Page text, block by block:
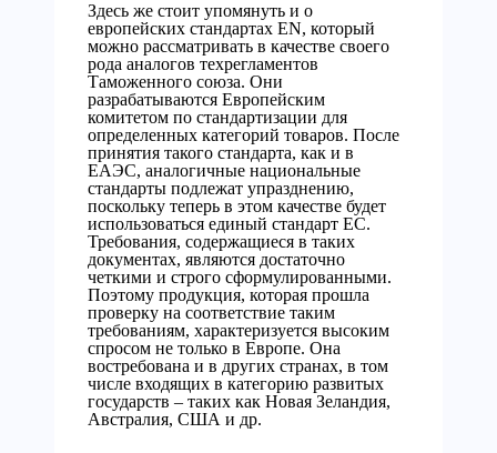
Здесь же стоит упомянуть и о
европейских стандартах EN, который
можно рассматривать в качестве своего
рода аналогов техрегламентов
Таможенного союза. Они
разрабатываются Европейским
комитетом по стандартизации для
определенных категорий товаров. После
принятия такого стандарта, как и в
ЕАЭС, аналогичные национальные
стандарты подлежат упразднению,
поскольку теперь в этом качестве будет
использоваться единый стандарт ЕС.
Требования, содержащиеся в таких
документах, являются достаточно
четкими и строго сформулированными.
Поэтому продукция, которая прошла
проверку на соответствие таким
требованиям, характеризуется высоким
спросом не только в Европе. Она
востребована и в других странах, в том
числе входящих в категорию развитых
государств – таких как Новая Зеландия,
Австралия, США и др.